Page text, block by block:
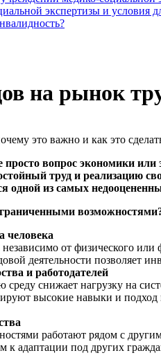
экспертизы и условия
на рынок
вопрос экономики
труд и реализацию
одной из самых
человека
от физического
деятельности позволяет
и работодателей
снижает нагрузку на
высокие навыки и
работают рядом с
к адаптации под других